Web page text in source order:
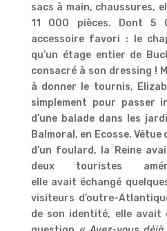
sacs à main, chaussures,
11 000 pièces. Dont 5
accessoire favori : le
qu’un étage entier de
consacré à son dressing !
à donner le tournis,
simplement pour passer
d’une balade dans les
Balmoral, en Ecosse. Vêtue
d’un foulard, la Reine
deux touristes
elle avait échangé
visiteurs d’outre-
de son identité, elle avait